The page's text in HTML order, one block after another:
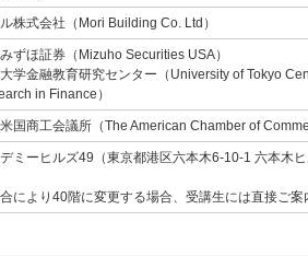
株式会社（Mori Building Co. Ltd）
ずほ証券（Mizuho Securities USA）
学金融教育研究センター（University of Tokyo
in Finance）
国商工会議所（The American Chamber of
ミーヒルズ49（東京都港区六本木6-10-1 六本木
により40階に変更する場合、受講生には直接ご案